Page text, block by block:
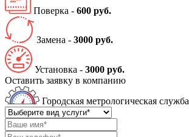
Поверка - 600 руб.
Замена - 3000 руб.
Установка - 3000 руб.
Оставить заявку в компанию
Городская метрологическая служба